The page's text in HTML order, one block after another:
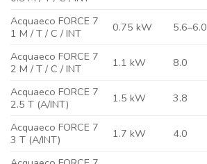
Acquaeco FORCE 7
1 M / T / C / INT
0.75 kW 5.6–6.0
Acquaeco FORCE 7
2 M / T / C / INT
1.1 kW 8.0
Acquaeco FORCE 7
2.5 T (A/INT)
1.5 kW 3.8
Acquaeco FORCE 7
3 T (A/INT)
1.7 kW 4.0